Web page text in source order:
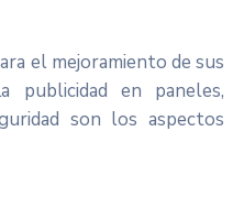
el mejoramiento de sus
publicidad en paneles,
son los aspectos